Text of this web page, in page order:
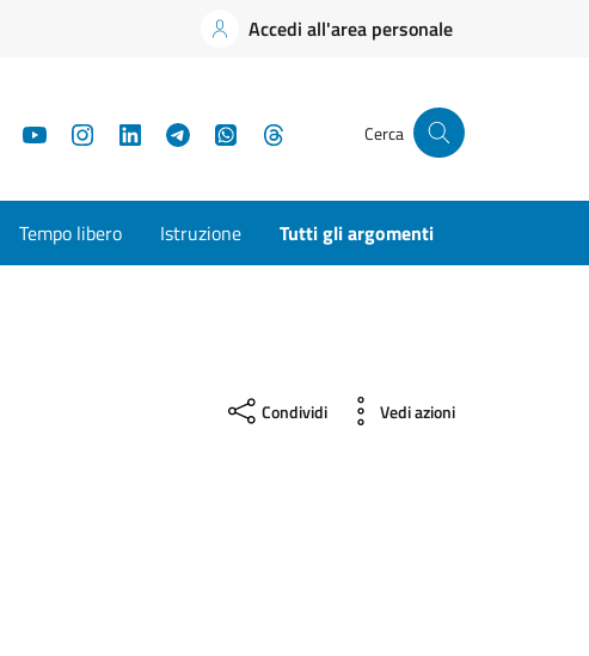
Accedi all'area personale
YouTubeInstagramLinkedInTelegramWhatsApp Cerca
Tempo libero Istruzione Tutti gli argomenti
Condividi Vedi azioni